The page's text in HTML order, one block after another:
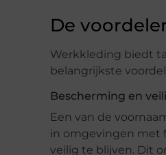
De
Werkkleding biedt
belangrijkste
Bescherming en
Een van de
in omgevingen met
veilig te blijven. Dit